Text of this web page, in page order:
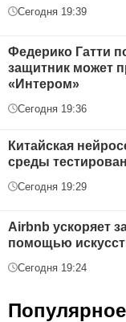
Сегодня 19:39
Федерико Гатти
защитник может
«Интером»
Сегодня 19:36
Китайская
среды
Сегодня 19:29
Airbnb ускоряет
помощью
Сегодня 19:24
Популярное